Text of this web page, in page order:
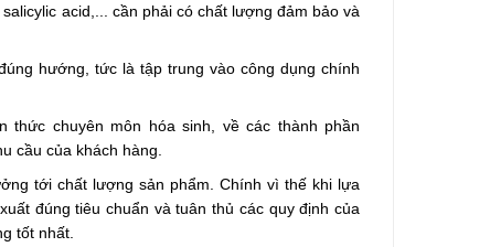
acid,... cần phải có chất lượng đảm bảo và
hướng, tức là tập trung vào công dụng chính
thức chuyên môn hóa sinh, về các thành phần
cầu của khách hàng.
tới chất lượng sản phẩm. Chính vì thế khi lựa
đúng tiêu chuẩn và tuân thủ các quy định của
tốt nhất.